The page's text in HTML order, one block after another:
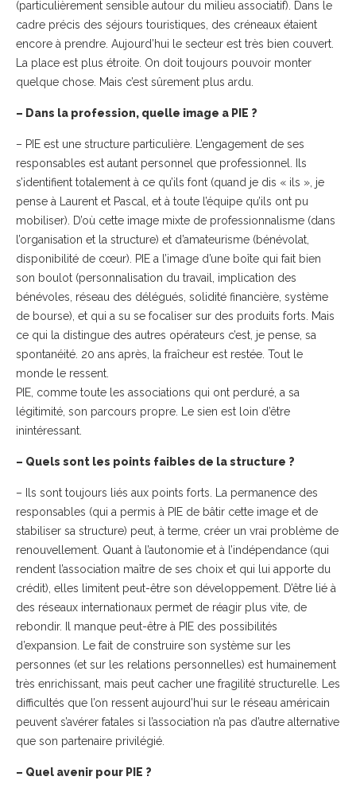
(particulièrement sensible autour du milieu associatif). Dans le
cadre précis des séjours touristiques, des créneaux étaient
encore à prendre. Aujourd’hui le secteur est très bien couvert.
La place est plus étroite. On doit toujours pouvoir monter
quelque chose. Mais c’est sûrement plus ardu.
– Dans la profession, quelle image a PIE ?
– PIE est une structure particulière. L’engagement de ses
responsables est autant personnel que professionnel. Ils
s’identifient totalement à ce qu’ils font (quand je dis « ils », je
pense à Laurent et Pascal, et à toute l’équipe qu’ils ont pu
mobiliser). D’où cette image mixte de professionnalisme (dans
l’organisation et la structure) et d’amateurisme (bénévolat,
disponibilité de cœur). PIE a l’image d’une boîte qui fait bien
son boulot (personnalisation du travail, implication des
bénévoles, réseau des délégués, solidité financière, système
de bourse), et qui a su se focaliser sur des produits forts. Mais
ce qui la distingue des autres opérateurs c’est, je pense, sa
spontanéité. 20 ans après, la fraîcheur est restée. Tout le
monde le ressent.
PIE, comme toute les associations qui ont perduré, a sa
légitimité, son parcours propre. Le sien est loin d’être
inintéressant.
– Quels sont les points faibles de la structure ?
– Ils sont toujours liés aux points forts. La permanence des
responsables (qui a permis à PIE de bâtir cette image et de
stabiliser sa structure) peut, à terme, créer un vrai problème de
renouvellement. Quant à l’autonomie et à l’indépendance (qui
rendent l’association maître de ses choix et qui lui apporte du
crédit), elles limitent peut-être son développement. D’être lié à
des réseaux internationaux permet de réagir plus vite, de
rebondir. Il manque peut-être à PIE des possibilités
d’expansion. Le fait de construire son système sur les
personnes (et sur les relations personnelles) est humainement
très enrichissant, mais peut cacher une fragilité structurelle. Les
difficultés que l’on ressent aujourd’hui sur le réseau américain
peuvent s’avérer fatales si l’association n’a pas d’autre alternative
que son partenaire privilégié.
– Quel avenir pour PIE ?